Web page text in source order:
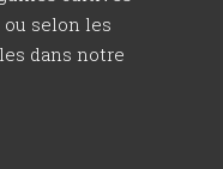
selon les
dans notre